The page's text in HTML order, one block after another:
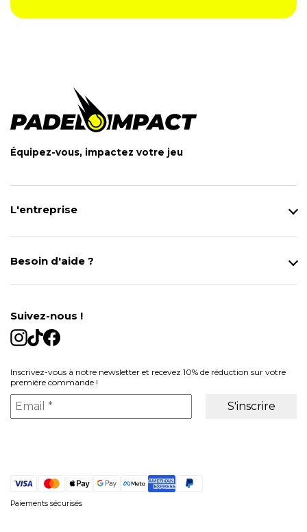
Équipez-vous, impactez votre jeu
L'entreprise
Besoin d'aide ?
Contact
Gestion des cookies
Suivez-nous !
Inscrivez-vous à notre newsletter et recevez 10% de réduction sur votre
première commande !
Paiements sécurisés